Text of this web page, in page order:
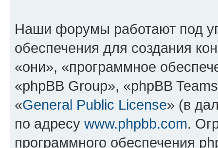
Наши форумы работают под
обеспечения для создания
«они», «программное
«phpBB Group», «phpBB
«General Public License» (в
по адресу www.phpbb.com.
программного обеспечения